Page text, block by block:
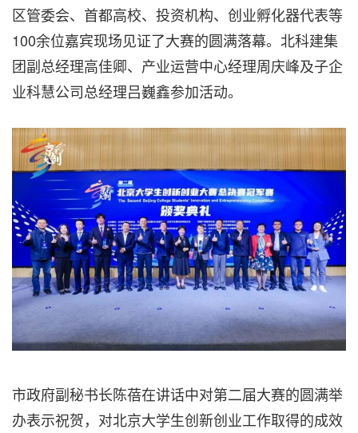
区管委会、首都高校、投资机构、创业孵化器代表等
100余位嘉宾现场见证了大赛的圆满落幕。北科建集
团副总经理高佳卿、产业运营中心经理周庆峰及子企
业科慧公司总经理吕巍鑫参加活动。
市政府副秘书长陈蓓在讲话中对第二届大赛的圆满举
办表示祝贺，对北京大学生创新创业工作取得的成效